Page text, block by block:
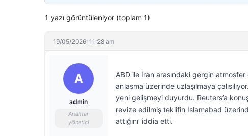
1 yazı görüntüleniyor (toplam 1)
19/05/2026: 11:28 am
A
admin
Anahtar
yönetici
ABD ile İran arasındaki gergin
anlaşma üzerinde uzlaşılmaya
yeni gelişmeyi duyurdu. Reuters’a
revize edilmiş teklifin İslamabad
attığını’ iddia etti.